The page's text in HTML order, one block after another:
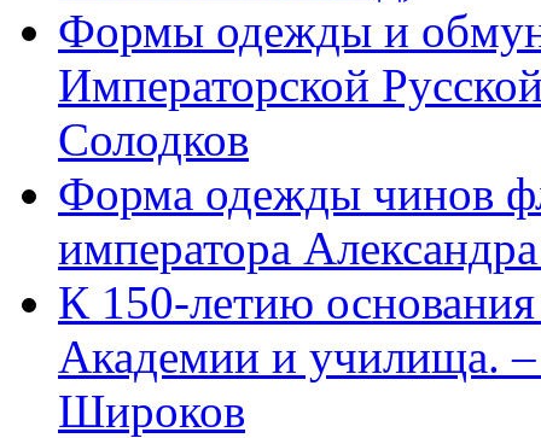
Формы одежды и
Императорской
Солодков
Форма одежды чинов
императора
К 150-летию
Академии и училища.
Широков